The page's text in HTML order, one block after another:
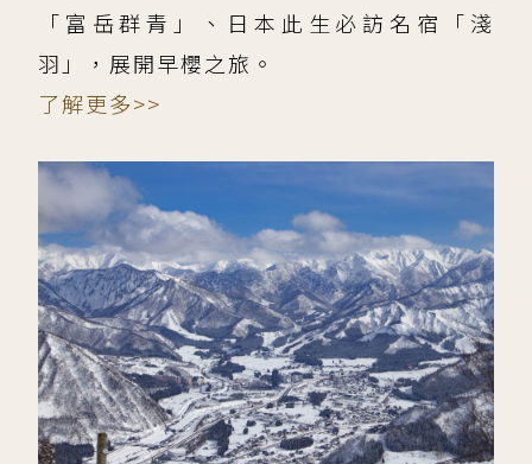
「富岳群青」、日本此生必訪名宿「淺
羽」，展開早櫻之旅。
了解更多>>